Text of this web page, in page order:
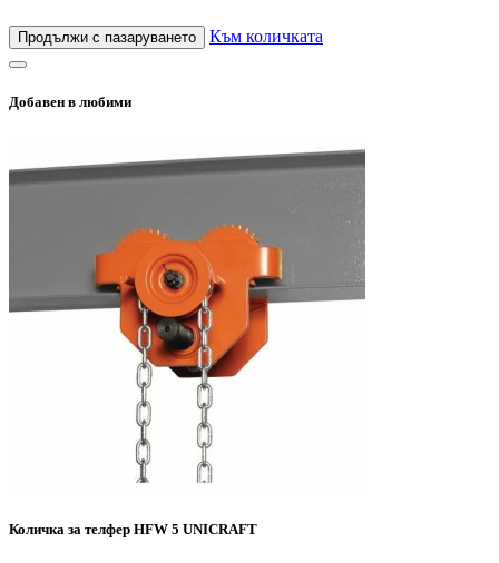
Продължи с пазаруването Към количката
Добавен в любими
Количка за телфер HFW 5 UNICRAFT